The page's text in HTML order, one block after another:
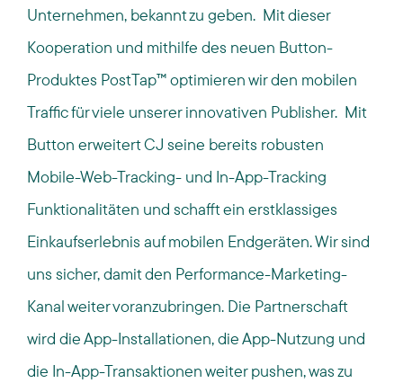
Unternehmen, bekannt zu geben. Mit dieser
Kooperation und mithilfe des neuen Button-
Produktes PostTap™ optimieren wir den mobilen
Traffic für viele unserer innovativen Publisher. Mit
Button erweitert CJ seine bereits robusten
Mobile-Web-Tracking- und In-App-Tracking
Funktionalitäten und schafft ein erstklassiges
Einkaufserlebnis auf mobilen Endgeräten. Wir sind
uns sicher, damit den Performance-Marketing-
Kanal weiter voranzubringen. Die Partnerschaft
wird die App-Installationen, die App-Nutzung und
die In-App-Transaktionen weiter pushen, was zu